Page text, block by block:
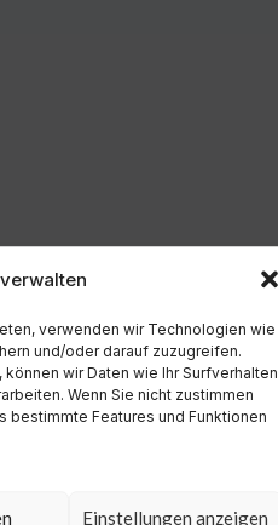
verwenden wir Technologien wie
und/oder darauf zuzugreifen.
wir Daten wie Ihr Surfverhalten
Wenn Sie nicht zustimmen
bestimmte Features und Funktionen
Einstellungen anzeigen